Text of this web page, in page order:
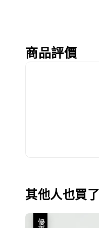
商品評價
其他人也買了